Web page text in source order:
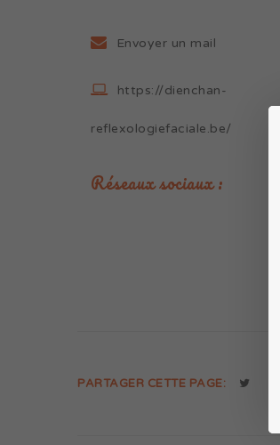
Envoyer un mail
https://dienchan-
reflexologiefaciale.be/
Réseaux sociaux :
PARTAGER CETTE PAGE: